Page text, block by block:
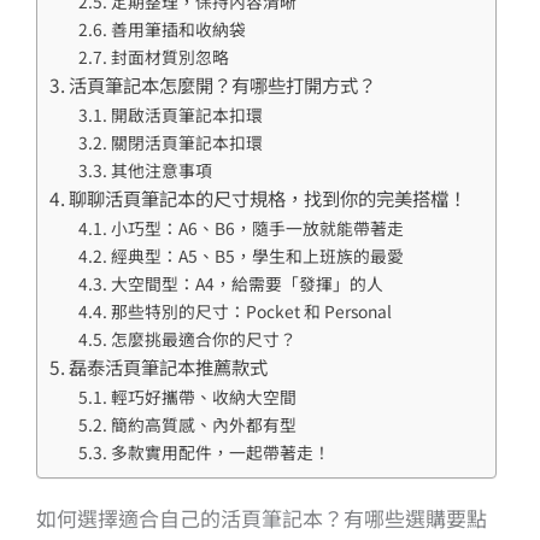
善用筆插和收納袋
封面材質別忽略
活頁筆記本怎麼開？有哪些打開方式？
開啟活頁筆記本扣環
關閉活頁筆記本扣環
其他注意事項
聊聊活頁筆記本的尺寸規格，找到你的完美搭檔！
小巧型：A6、B6，隨手一放就能帶著走
經典型：A5、B5，學生和上班族的最愛
大空間型：A4，給需要「發揮」的人
那些特別的尺寸：Pocket 和 Personal
怎麼挑最適合你的尺寸？
磊泰活頁筆記本推薦款式
輕巧好攜帶、收納大空間
簡約高質感、內外都有型
多款實用配件，一起帶著走！
如何選擇適合自己的活頁筆記本？有哪些選購要點